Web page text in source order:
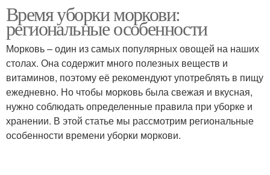
Время уборки моркови:
региональные особенности
Морковь – один из самых популярных овощей на наших
столах. Она содержит много полезных веществ и
витаминов, поэтому её рекомендуют употреблять в пищу
ежедневно. Но чтобы морковь была свежая и вкусная,
нужно соблюдать определенные правила при уборке и
хранении. В этой статье мы рассмотрим региональные
особенности времени уборки моркови.